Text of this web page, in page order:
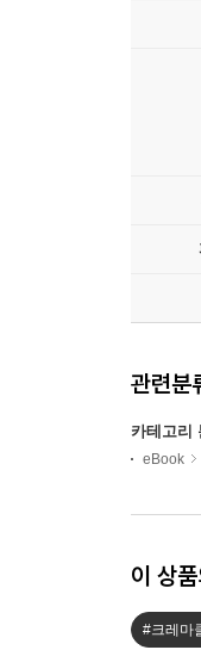
관련분
카테고리
eBook
이 상
#크레마